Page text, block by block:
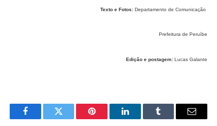
Texto e Fotos: Departamento de Comunicação
Prefeitura de Peruíbe
Edição e postagem: Lucas Galante
FacebookTwitter Pinterest LinkedInTumblr Email